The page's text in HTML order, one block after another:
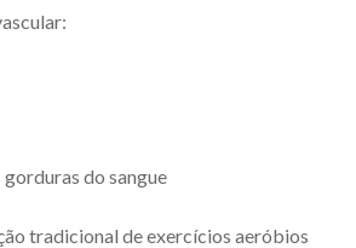
do sangue
tradicional de exercícios aeróbios